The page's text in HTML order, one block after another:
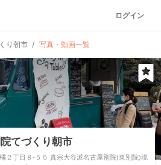
ログイン
り朝市 写真・動画一覧
てづくり朝市
２丁目８-５５ 真宗大谷派名古屋別院(東別院)境